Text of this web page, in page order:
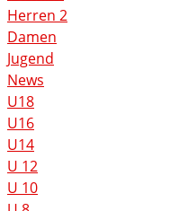
Herren 2
Damen
Jugend
News
U18
U16
U14
U 12
U 10